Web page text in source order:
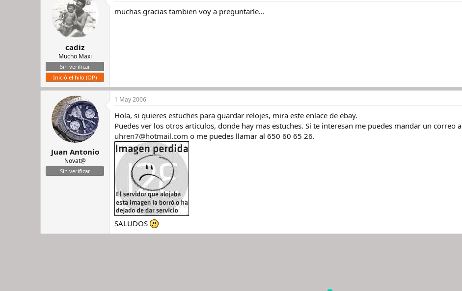
cadiz
Mucho Maxi
Sin verificar
Inició el hilo (OP)
muchas gracias tambien voy a preguntarle...
Juan Antonio
Novat@
Sin verificar
1 May 2006
Hola, si quieres estuches para guardar relojes, mira este enlace de ebay.
Puedes ver los otros articulos, donde hay mas estuches. Si te interesan me puedes mandar un correo a
uhren7@hotmail.com o me puedes llamar al 650 60 65 26.
SALUDOS